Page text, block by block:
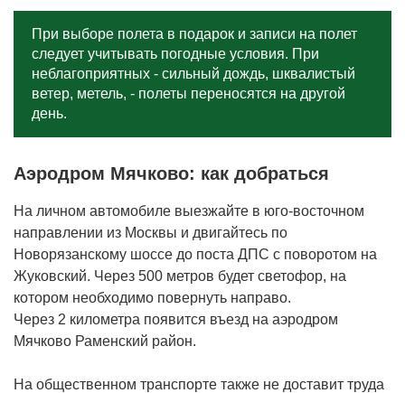
При выборе полета в подарок и записи на полет
следует учитывать погодные условия. При
неблагоприятных - сильный дождь, шквалистый
ветер, метель, - полеты переносятся на другой
день.
Аэродром Мячково: как добраться
На личном автомобиле выезжайте в юго-восточном
направлении из Москвы и двигайтесь по
Новорязанскому шоссе до поста ДПС с поворотом на
Жуковский. Через 500 метров будет светофор, на
котором необходимо повернуть направо.
Через 2 километра появится въезд на аэродром
Мячково Раменский район.
На общественном транспорте также не доставит труда